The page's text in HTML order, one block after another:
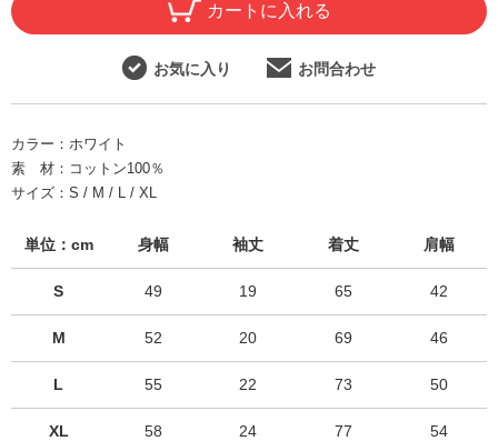
カートに入れる
お気に入り お問合わせ
カラー： ホワイト
素 材： コットン100％
サイズ： S / M / L / XL
単位：cm 身幅 袖丈 着丈 肩幅
S 49 19 65 42
M 52 20 69 46
L 55 22 73 50
XL 58 24 77 54